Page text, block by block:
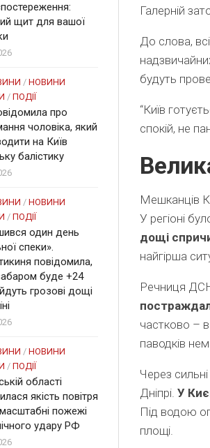
Галерній
До слова,
будуть
“Київ
спокій, не
Мешканців
У регіоні
дощі
найгірша
Речниця
частково –
паводків
Через
Дніпрі. У
Під водою
площі.
щит для вашої
/ НОВИНИ
/ ПОДІЇ
про
чоловіка, який
на Київ
балістику
/ НОВИНИ
/ ПОДІЇ
один день
спеки».
повідомила,
буде +24
грозові дощі
/ НОВИНИ
/ ПОДІЇ
області
якість повітря
пожежі
удару РФ